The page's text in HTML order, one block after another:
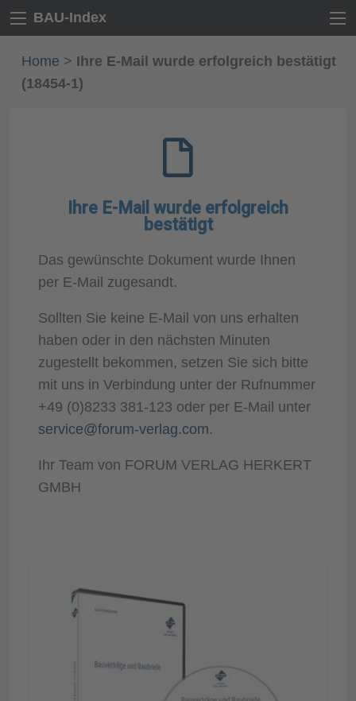
BAU-Index
Home > Ihre E-Mail wurde erfolgreich bestätigt
(18454-1)
Ihre E-Mail wurde erfolgreich
bestätigt
Das gewünschte Dokument wurde Ihnen
per E-Mail zugesandt.
Sollten Sie keine E-Mail von uns erhalten
haben oder in den nächsten Minuten
zugestellt bekommen, setzen Sie sich bitte
mit uns in Verbindung unter der Rufnummer
+49 (0)8233 381-123 oder per E-Mail unter
service@forum-verlag.com.
Ihr Team von FORUM VERLAG HERKERT
GMBH